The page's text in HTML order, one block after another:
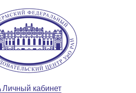
Личный кабинет